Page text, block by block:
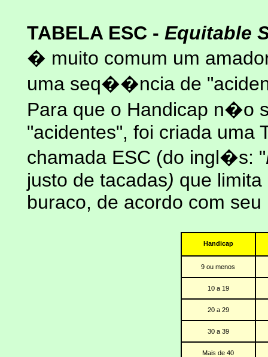
TABELA ESC - Equitable
� muito comum um
uma seq��ncia de
Para que o Handicap n�o
"acidentes", foi criada uma
chamada ESC (do ingl�s: "
justo de tacadas) que
buraco, de acordo com
Handicap
9 ou menos
10 a 19
20 a 29
30 a 39
Mais de 40